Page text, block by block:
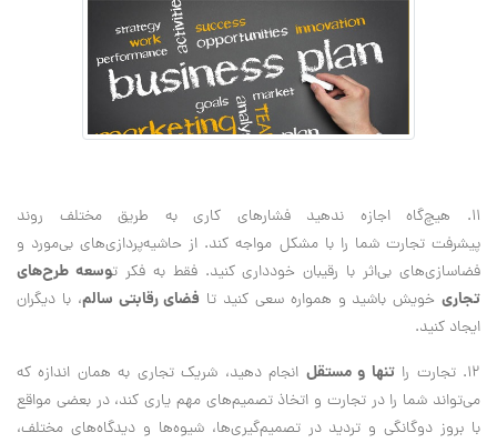
11. هيچ‌گاه اجازه ندهيد فشارهاي كاري به طريق مختلف روند
پيشرفت تجارت شما را با مشكل مواجه كند. از حاشيه‌پردازي‌هاي بي‌مورد و
فضاسازي‌هاي بي‌اثر با رقيبان خودداري كنيد. فقط به فكر توسعه طرح‌هاي
تجاريخويش باشيد و همواره سعي كنيد تا فضاي رقابتي سالم، با ديگران
ايجاد كنيد.
12. تجارت را
تنها و مستقل انجام دهيد، شريك تجاري به همان اندازه كه
مي‌تواند شما را در تجارت و اتخاذ تصميم‌هاي مهم ياري كند، در بعضي مواقع
با بروز دوگانگي و ترديد در تصميم‌گيري‌ها، شيوه‌ها و ديدگاه‌هاي مختلف،